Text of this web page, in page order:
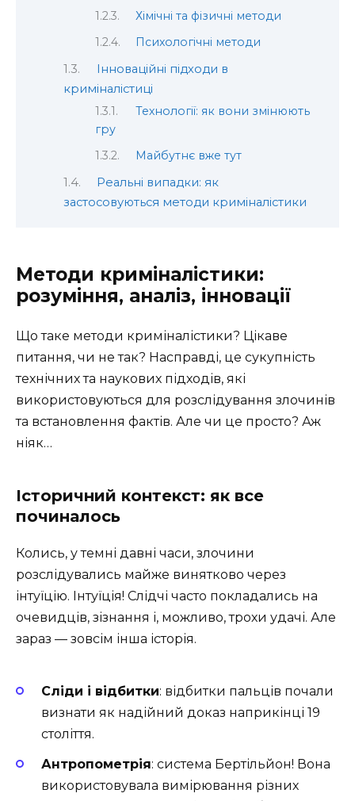
Хімічні та фізичні методи
Психологічні методи
Інноваційні підходи в
криміналістиці
Технології: як вони змінюють
гру
Майбутнє вже тут
Реальні випадки: як
застосовуються методи криміналістики
Методи криміналістики:
розуміння, аналіз, інновації
Що таке методи криміналістики? Цікаве
питання, чи не так? Насправді, це сукупність
технічних та наукових підходів, які
використовуються для розслідування злочинів
та встановлення фактів. Але чи це просто? Аж
ніяк…
Історичний контекст: як все
починалось
Колись, у темні давні часи, злочини
розслідувались майже винятково через
інтуїцію. Інтуїція! Слідчі часто покладались на
очевидців, зізнання і, можливо, трохи удачі. Але
зараз — зовсім інша історія.
Сліди і відбитки: відбитки пальців почали
визнати як надійний доказ наприкінці 19
століття.
Антропометрія: система Бертільйон! Вона
використовувала вимірювання різних